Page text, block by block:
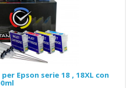
Epson serie 18 , 18XL con